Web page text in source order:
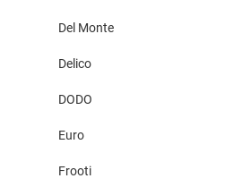
Del Monte
Delico
DODO
Euro
Frooti